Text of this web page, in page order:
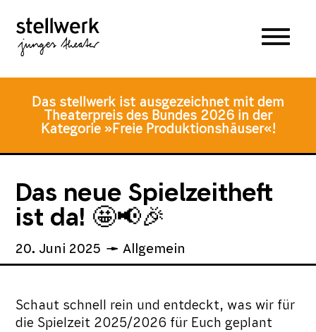
Hauptmenü
Inhalt
springen
Fusszeile
springen
Das stellwerk ist ausgezeichnet mit dem
Theaterpreis des Bundes 2026 in der
Kategorie »Freie Produktionshäuser«!
Das neue Spielzeitheft
ist da! 🤩📢🎉
20. Juni 2025 Allgemein
Schaut schnell rein und entdeckt, was wir für
die Spielzeit 2025/2026 für Euch geplant